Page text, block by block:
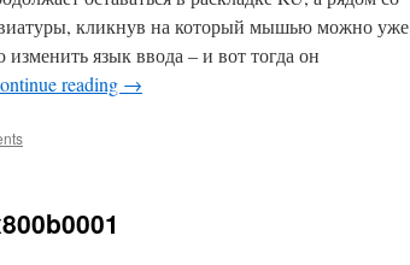
кликнув на который мышью можно уже
язык ввода – и вот тогда он
reading →